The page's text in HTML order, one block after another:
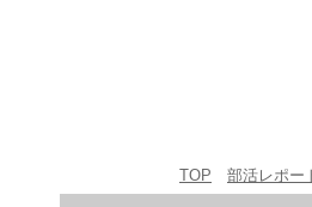
TOP 部活レポー